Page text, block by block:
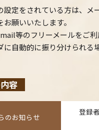
定をされている方は、メ
願いいたします。
等のフリーメールをご
に自動的に振り分けられる
容
のお知らせ
登録